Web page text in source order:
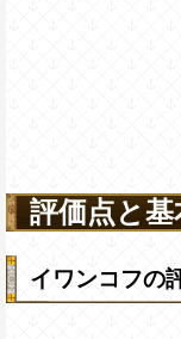
評価点と基
イワンコフの